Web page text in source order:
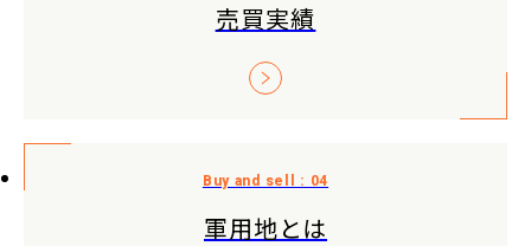
売買実績
軍用地とは